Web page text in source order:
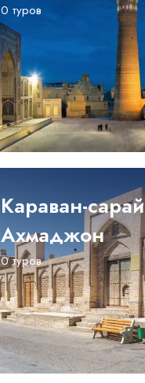
0 туров
Караван-сарай
Ахмаджон
0 туров